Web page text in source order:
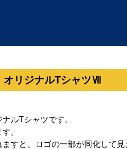
リジナルTシャツⅦ
ルTシャツです。
。
すと、ロゴの一部が同化して見